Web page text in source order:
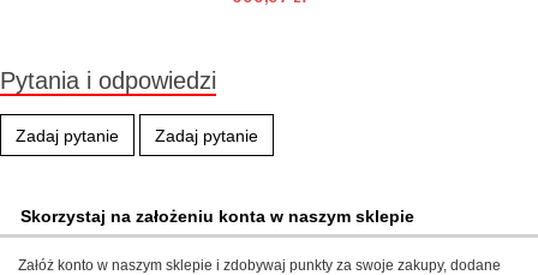
Pytania i odpowiedzi
Zadaj pytanie Zadaj pytanie
Skorzystaj na założeniu konta w naszym sklepie
Załóż konto w naszym sklepie i zdobywaj punkty za swoje zakupy, dodane